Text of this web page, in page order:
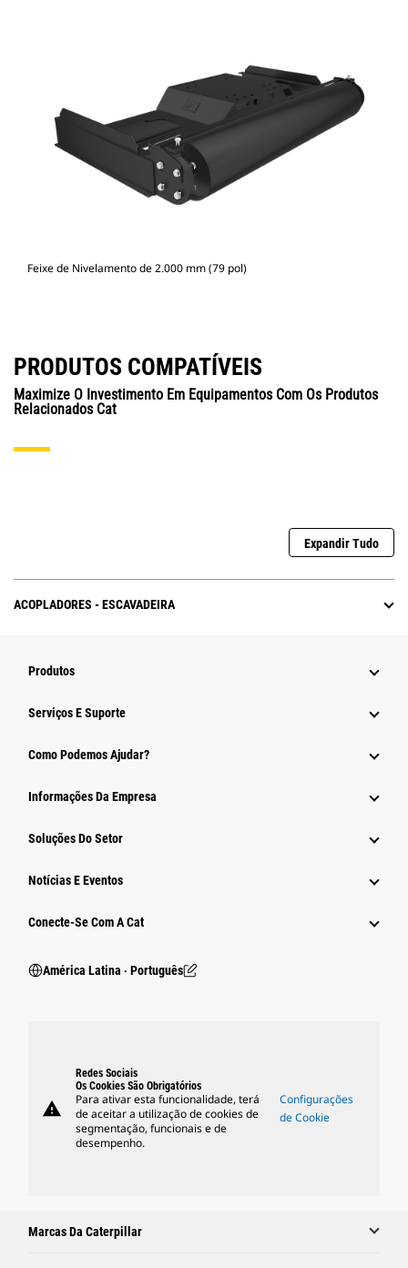
Feixe de Nivelamento de 2.000 mm (79 pol)
PRODUTOS COMPATÍVEIS
Maximize O Investimento Em Equipamentos Com Os Produtos
Relacionados Cat
Expandir Tudo
ACOPLADORES - ESCAVADEIRA
Produtos
Serviços E Suporte
Como Podemos Ajudar?
Informações Da Empresa
Soluções Do Setor
Notícias E Eventos
Conecte-Se Com A Cat
América Latina ‧ Português
warning
Redes Sociais
Os Cookies São Obrigatórios
Para ativar esta funcionalidade, terá
de aceitar a utilização de cookies de
segmentação, funcionais e de
desempenho.
Configurações
de Cookie
Marcas Da Caterpillar